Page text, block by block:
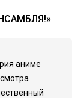
аниме